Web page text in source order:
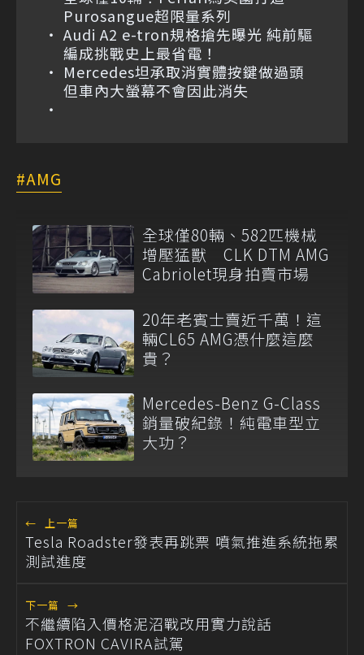
Purosangue超限量系列
Audi A2 e-tron規格搶先曝光 純前驅
編成挑戰史上最省電！
Mercedes坦承取消實體按鍵做過頭
但車內大螢幕不會因此消失
AMG
全球僅80輛、582匹機械
增壓猛獸 CLK DTM AMG
Cabriolet現身拍賣市場
20年老賓士賣近千萬！這
輛CL65 AMG憑什麼這麼
貴？
Mercedes-Benz G-Class
銷量破紀錄！純電車型立
大功？
← 上一篇
Tesla Roadster發表再跳票 噴氣推進系統拖累
測試進度
下一篇 →
不繼續陷入價格泥沼戰改用實力說話
FOXTRON CAVIRA試駕